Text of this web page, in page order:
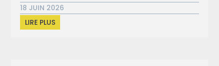
18 JUIN 2026
LIRE PLUS